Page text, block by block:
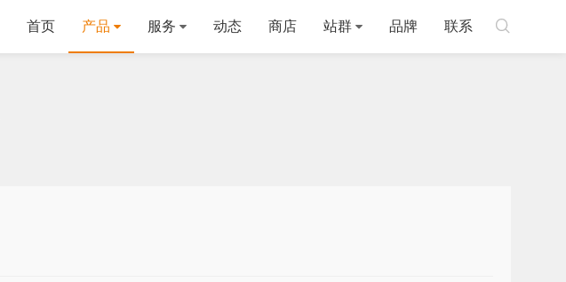

首页 产品 服务 动态 商店 站群 品牌 联系